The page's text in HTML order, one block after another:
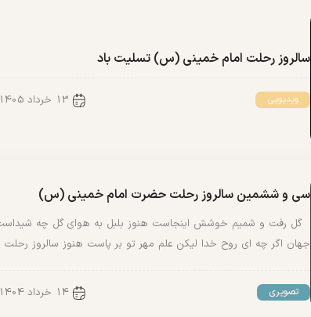
سالروز رحلت امام خمینی (س) تسلیت باد
ویدیویی 13 خرداد 1405
سی و ششمین سالروز رحلت حضرت امام خمینی (س)
گل رفت و شمیم خوشش اینجاست هنوز بلبل به هوای گل چه
جهان اگر چه ای روح خدا لیکن علم مهر تو بر پاست هنوز سالروز
تصویری 14 خرداد 1404